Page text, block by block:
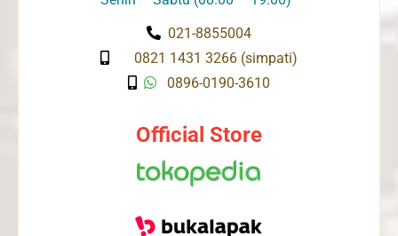
021-8855004
0821 1431 3266 (simpati)
0896-0190-3610
Official Store